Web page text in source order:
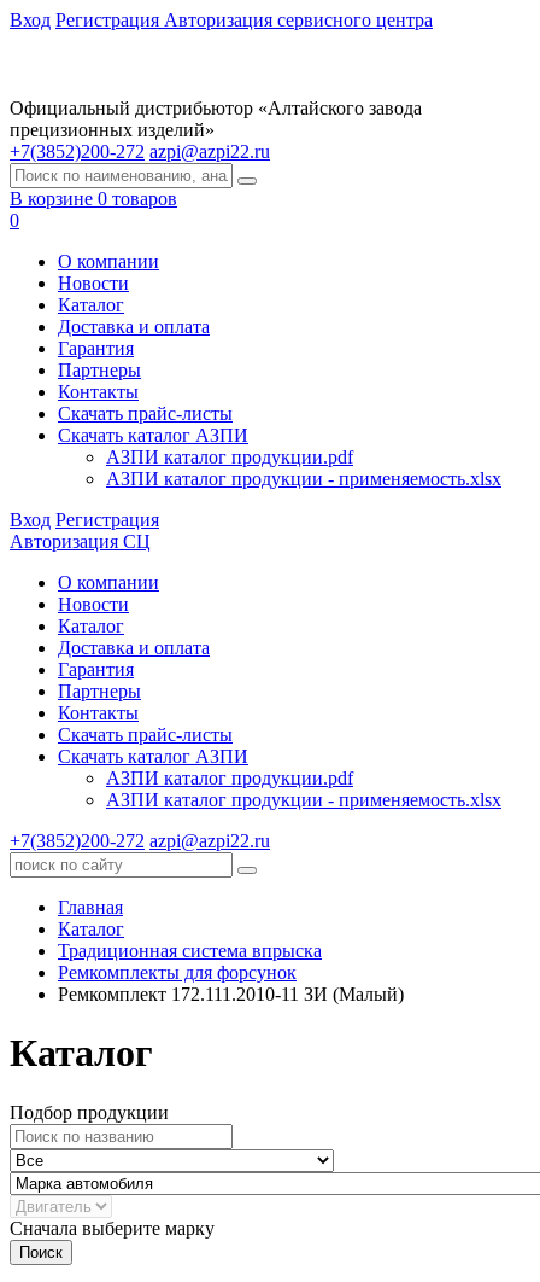
Вход Регистрация Авторизация сервисного центра
Официальный дистрибьютор «Алтайского завода
прецизионных изделий»
+7(3852)200-272 azpi@azpi22.ru
В корзине 0 товаров
0
О компании
Новости
Каталог
Доставка и оплата
Гарантия
Партнеры
Контакты
Скачать прайс-листы
Скачать каталог АЗПИ
АЗПИ каталог продукции.pdf
АЗПИ каталог продукции - применяемость.xlsx
Вход Регистрация
Авторизация СЦ
О компании
Новости
Каталог
Доставка и оплата
Гарантия
Партнеры
Контакты
Скачать прайс-листы
Скачать каталог АЗПИ
АЗПИ каталог продукции.pdf
АЗПИ каталог продукции - применяемость.xlsx
+7(3852)200-272 azpi@azpi22.ru
Главная
Каталог
Традиционная система впрыска
Ремкомплекты для форсунок
Ремкомплект 172.111.2010-11 ЗИ (Малый)
Каталог
Подбор продукции
Сначала выберите марку
Поиск